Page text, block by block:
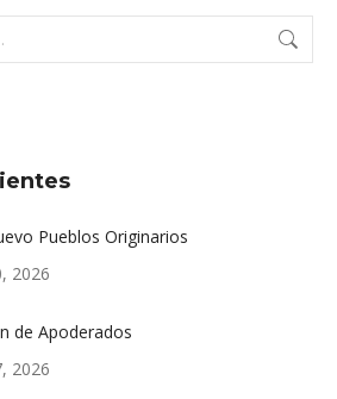
Pueblos Originarios
2026
de Apoderados
2026